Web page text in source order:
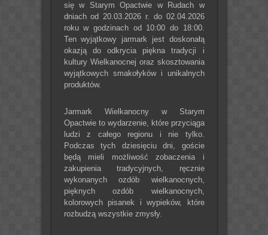
się w Starym Opactwie w Rudach w
dniach od 20.03.2026 r. do 02.04.2026
roku w godzinach od 10:00 do 18:00.
Ten wyjątkowy jarmark jest doskonałą
okazją do odkrycia piękna tradycji i
kultury Wielkanocnej oraz skosztowania
wyjątkowych smakołyków i unikalnych
produktów.
Jarmark Wielkanocny w Starym
Opactwie to wydarzenie, które przyciąga
ludzi z całego regionu i nie tylko.
Podczas tych dziesięciu dni, goście
będą mieli możliwość zobaczenia i
zakupienia tradycyjnych, ręcznie
wykonanych ozdób wielkanocnych,
pięknych ozdób wielkanocnych,
kolorowych pisanek i wypieków, które
rozbudzą wszystkie zmysły.